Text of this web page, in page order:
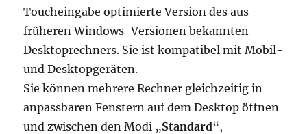
Toucheingabe optimierte Version des aus
früheren Windows-Versionen bekannten
Desktoprechners. Sie ist kompatibel mit Mobil-
und Desktopgeräten.
Sie können mehrere Rechner gleichzeitig in
anpassbaren Fenstern auf dem Desktop öffnen
und zwischen den Modi „Standard“,